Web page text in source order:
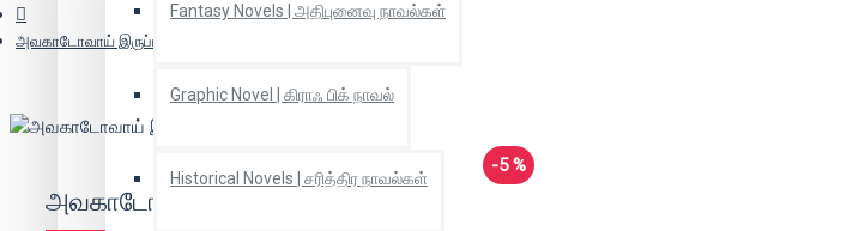
Fantasy Novels | அதிபுனைவு நாவல்கள்
Graphic Novel | கிராஃ பிக் நாவல்
Historical Novels | சரித்திர நாவல்கள்
அவகாடோவாய் இருப்பது
-5 %
அவகாடோவாய் இருப்பது